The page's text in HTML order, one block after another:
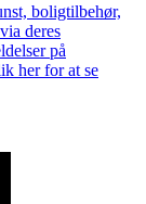
boligtilbehør,
deres
på
her for at se